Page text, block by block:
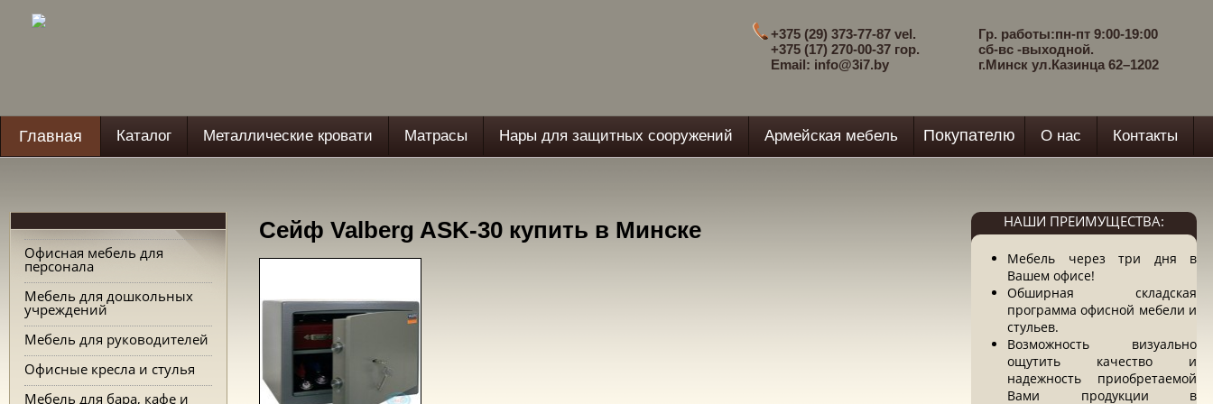
Гр. работы:пн-пт 9:00-19:00
сб-вс -выходной.
г.Минск ул.Казинца 62–1202
+375 (29) 373-77-87 vel.
+375 (17) 270-00-37 гор.
Email: info@3i7.by
Главная Каталог Металлические кровати Матрасы Нары для защитных сооружений Армейская мебель Покупателю О нас Контакты
Офисная мебель для
персонала
Мебель для дошкольных
учреждений
Мебель для руководителей
Офисные кресла и стулья
Мебель для бара, кафе и
Сейф Valberg ASK-30 купить в Минске НАШИ ПРЕИМУЩЕСТВА:
Мебель через три дня в
Вашем офисе!
Обширная складская
программа офисной мебели и
стульев.
Возможность визуально
ощутить качество и
надежность приобретаемой
Вами продукции в